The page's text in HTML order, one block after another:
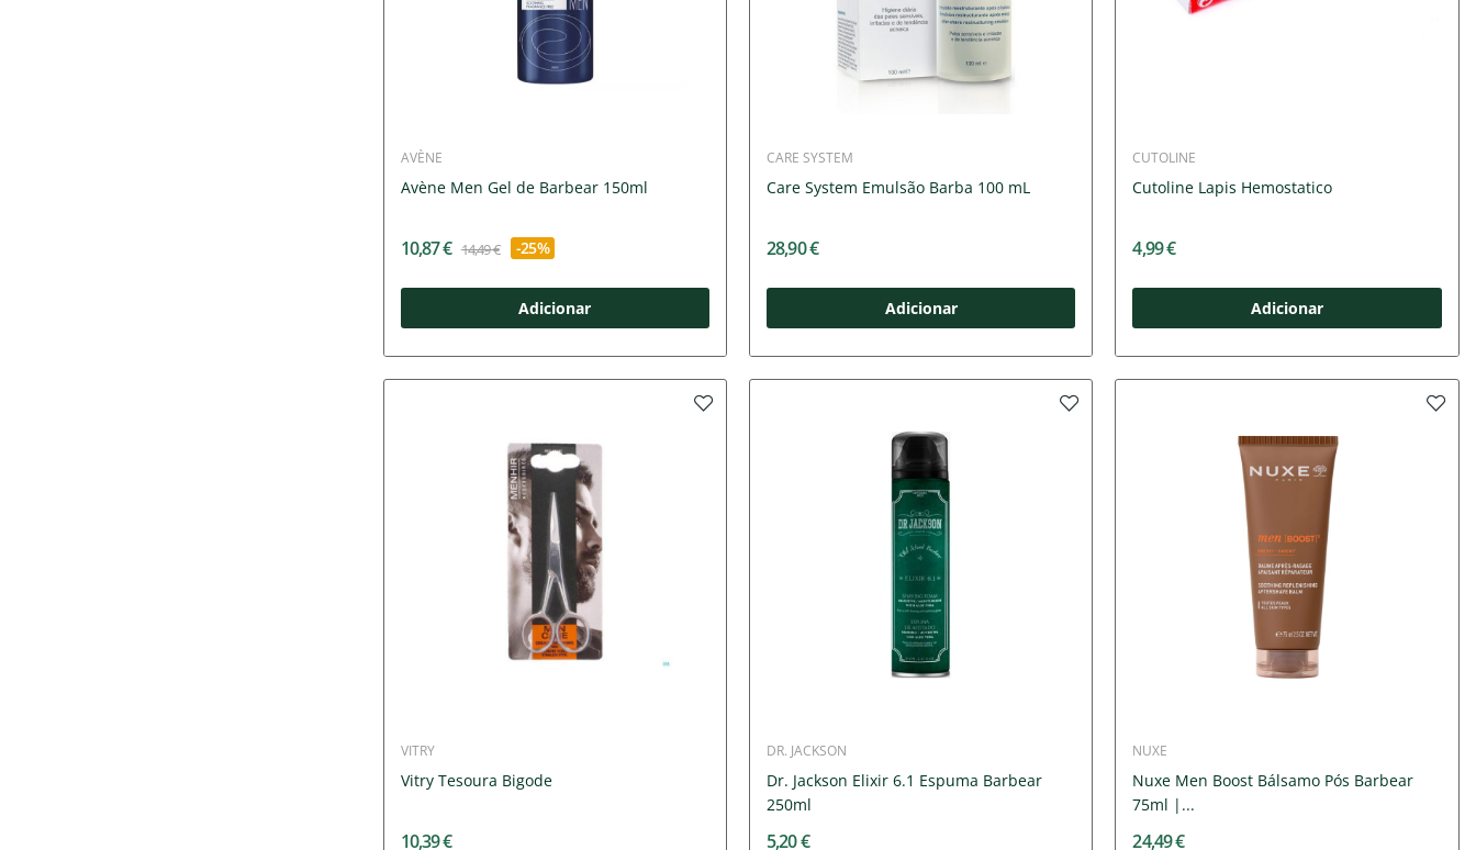
AVÈNE
Avène Men Gel de Barbear 150ml
10,87 € 14,49 € -25%
Adicionar
CARE SYSTEM
Care System Emulsão Barba 100 mL
28,90 €
Adicionar
CUTOLINE
Cutoline Lapis Hemostatico
4,99 €
Adicionar
VITRY
Vitry Tesoura Bigode
10,39 €
DR. JACKSON
Dr. Jackson Elixir 6.1 Espuma Barbear
250ml
5,20 €
NUXE
Nuxe Men Boost Bálsamo Pós Barbear
75ml |...
24,49 €